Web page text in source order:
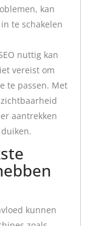
kan
te schakelen
nuttig kan
vereist om
te passen. Met
aantrekken
kunnen